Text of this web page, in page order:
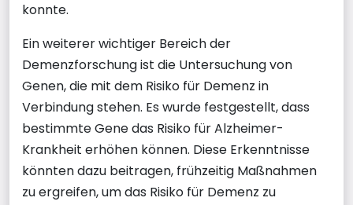
konnte.
Ein weiterer wichtiger Bereich der
Demenzforschung ist die Untersuchung von
Genen, die mit dem Risiko für Demenz in
Verbindung stehen. Es wurde festgestellt, dass
bestimmte Gene das Risiko für Alzheimer-
Krankheit erhöhen können. Diese Erkenntnisse
könnten dazu beitragen, frühzeitig Maßnahmen
zu ergreifen, um das Risiko für Demenz zu